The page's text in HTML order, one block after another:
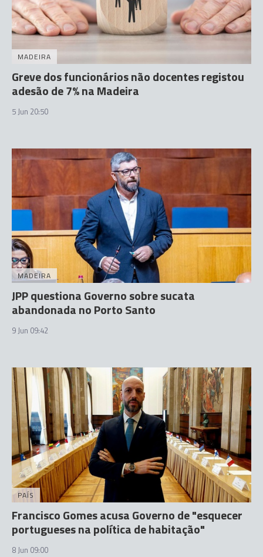
MADEIRA
Greve dos funcionários não docentes registou
adesão de 7% na Madeira
5 Jun 20:50
MADEIRA
JPP questiona Governo sobre sucata
abandonada no Porto Santo
9 Jun 09:42
PAÍS
Francisco Gomes acusa Governo de "esquecer
portugueses na política de habitação"
8 Jun 09:00